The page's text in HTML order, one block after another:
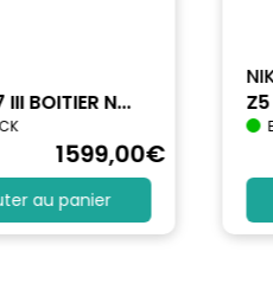
BOITIER N...
1599,00€
au panier